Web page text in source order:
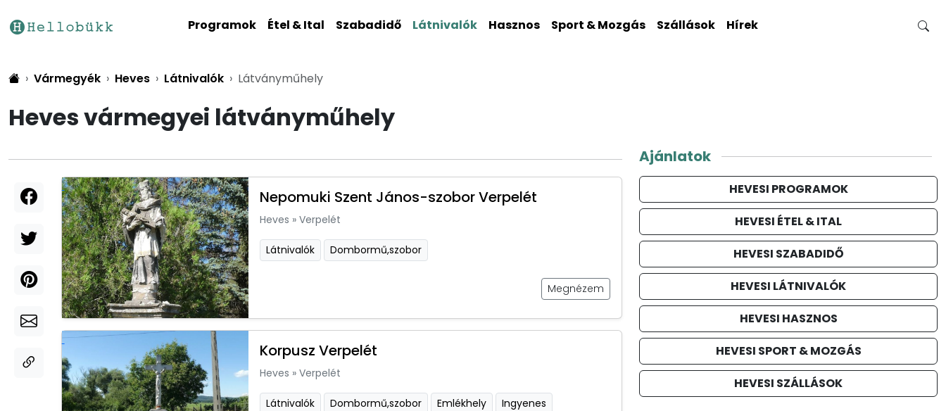
Programok Étel & Ital Szabadidő Látnivalók Hasznos Sport & Mozgás Szállások Hírek
Vármegyék Heves Látnivalók Látványműhely
Heves vármegyei látványműhely
Nepomuki Szent János-szobor Verpelét
Heves » Verpelét
Látnivalók Dombormű,szobor
Megnézem
Korpusz Verpelét
Heves » Verpelét
Látnivalók Dombormű,szobor Emlékhely Ingyenes
Ajánlatok
HEVESI PROGRAMOK
HEVESI ÉTEL & ITAL
HEVESI SZABADIDŐ
HEVESI LÁTNIVALÓK
HEVESI HASZNOS
HEVESI SPORT & MOZGÁS
HEVESI SZÁLLÁSOK